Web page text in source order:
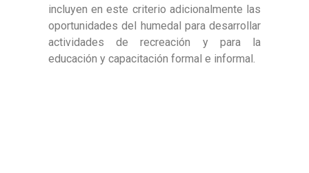
incluyen en este criterio adicionalmente las
oportunidades del humedal para desarrollar
actividades de recreación y para la
educación y capacitación formal e informal.